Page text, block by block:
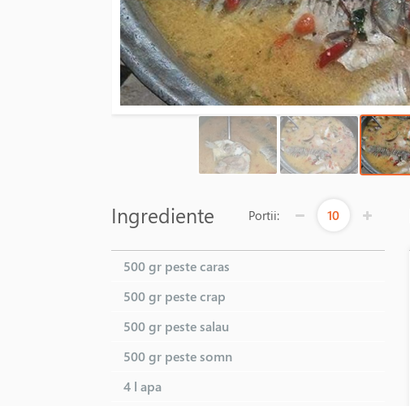
Ingrediente Portii: 10
500 gr peste caras
500 gr peste crap
500 gr peste salau
500 gr peste somn
4 l apa